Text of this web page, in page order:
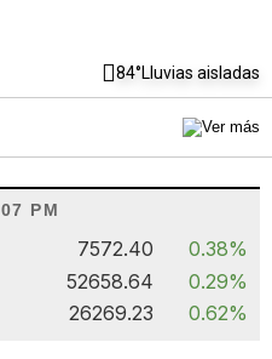
84°Lluvias aisladas
PM
7572.40
0.38%
52658.64
0.29%
26269.23 0.62%